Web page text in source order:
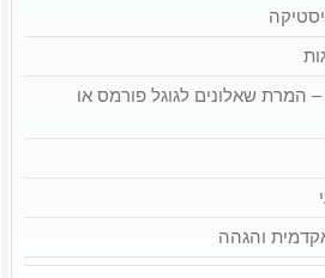
– המרת שאלונים לגוגל פורמס או
והגהה